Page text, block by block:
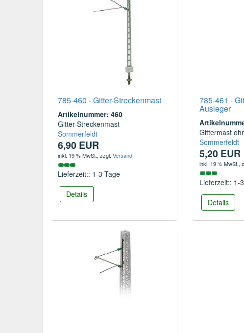
785-460 - Gitter-Streckenmast
Artikelnummer: 460
Gitter-Streckenmast
Sommerfeldt
6,90 EUR
inkl. 19 % MwSt., zzgl. Versand
Lieferzeit:: 1-3 Tage
Details
785-461 -
Ausleger
Gittermast
Sommerfeldt
5,20 EUR
inkl. 19 % MwSt.,
Lieferzeit:: 1-
Details